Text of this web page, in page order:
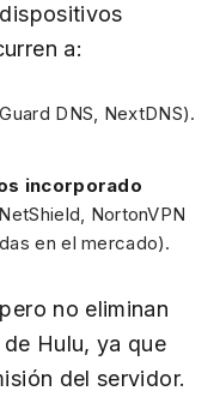
a:
DNS, NextDNS).
incorporado
NortonVPN
en el mercado).
no eliminan
Hulu, ya que
del servidor.